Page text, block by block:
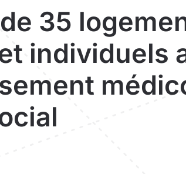
35
individuels